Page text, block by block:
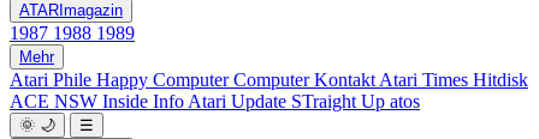
ATARImagazin
1987 1988 1989
Mehr
Atari Phile Happy ComputerComputer Kontakt Atari Times Hitdisk
ACE NSW Inside Info Atari Update STraight Up atos
🌞 🌙
☰